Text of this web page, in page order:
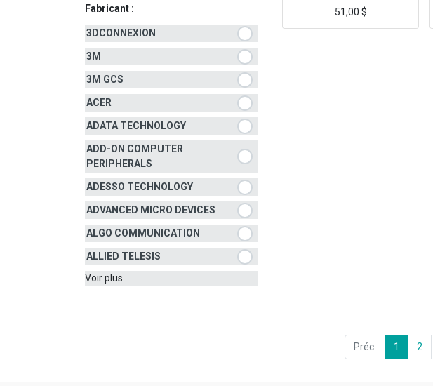
Fabricant :
3DCONNEXION
3M
3M GCS
ACER
ADATA TECHNOLOGY
ADD-ON COMPUTER
PERIPHERALS
ADESSO TECHNOLOGY
ADVANCED MICRO DEVICES
ALGO COMMUNICATION
ALLIED TELESIS
Voir plus...
51,00 $
Préc. 1 2